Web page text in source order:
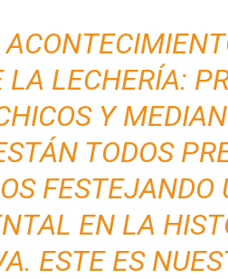
LA LECHERÍA:
Y
TODOS
FESTEJANDO
EN LA
ESTE ES